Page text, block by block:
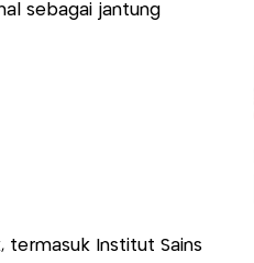
sebagai jantung
termasuk Institut Sains